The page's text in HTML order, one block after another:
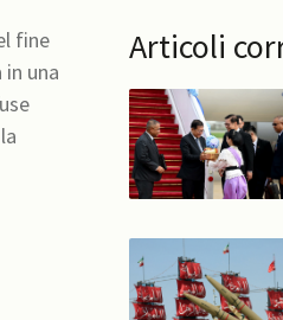
fine
una
Articoli